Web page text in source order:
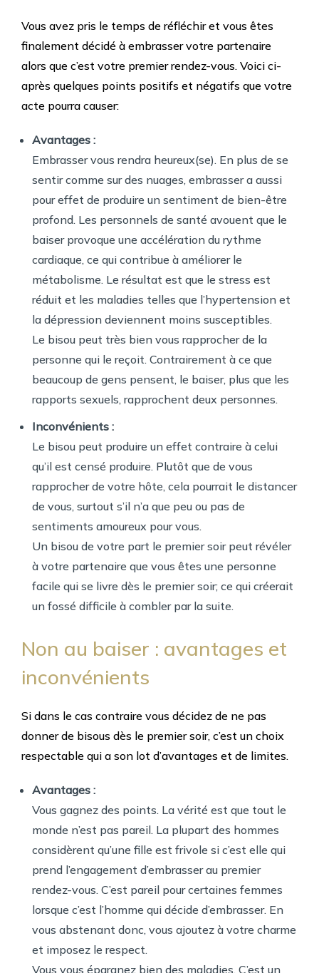
Vous avez pris le temps de réfléchir et vous êtes
finalement décidé à embrasser votre partenaire
alors que c’est votre premier rendez-vous. Voici ci-
après quelques points positifs et négatifs que votre
acte pourra causer:
Avantages :
Embrasser vous rendra heureux(se). En plus de se
sentir comme sur des nuages, embrasser a aussi
pour effet de produire un sentiment de bien-être
profond. Les personnels de santé avouent que le
baiser provoque une accélération du rythme
cardiaque, ce qui contribue à améliorer le
métabolisme. Le résultat est que le stress est
réduit et les maladies telles que l’hypertension et
la dépression deviennent moins susceptibles.
Le bisou peut très bien vous rapprocher de la
personne qui le reçoit. Contrairement à ce que
beaucoup de gens pensent, le baiser, plus que les
rapports sexuels, rapprochent deux personnes.
Inconvénients :
Le bisou peut produire un effet contraire à celui
qu’il est censé produire. Plutôt que de vous
rapprocher de votre hôte, cela pourrait le distancer
de vous, surtout s’il n’a que peu ou pas de
sentiments amoureux pour vous.
Un bisou de votre part le premier soir peut révéler
à votre partenaire que vous êtes une personne
facile qui se livre dès le premier soir; ce qui créerait
un fossé difficile à combler par la suite.
Non au baiser : avantages et
inconvénients
Si dans le cas contraire vous décidez de ne pas
donner de bisous dès le premier soir, c’est un choix
respectable qui a son lot d’avantages et de limites.
Avantages :
Vous gagnez des points. La vérité est que tout le
monde n’est pas pareil. La plupart des hommes
considèrent qu’une fille est frivole si c’est elle qui
prend l’engagement d’embrasser au premier
rendez-vous. C’est pareil pour certaines femmes
lorsque c’est l’homme qui décide d’embrasser. En
vous abstenant donc, vous ajoutez à votre charme
et imposez le respect.
Vous vous épargnez bien des maladies. C’est un